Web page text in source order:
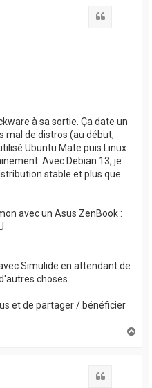
à sa sortie. Ça date un
mal de distros (au début,
Ubuntu Mate puis Linux
Avec Debian 13, je
stable et plus que
avec un Asus ZenBook :
Simulide en attendant de
choses.
et de partager / bénéficier